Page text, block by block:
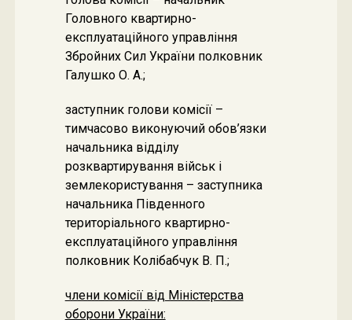
Головного квартирно-
експлуатаційного управління
Збройних Сил України полковник
Галушко О. А.;
заступник голови комісії –
тимчасово виконуючий обов’язки
начальника відділу
розквартирування військ і
землекористування – заступника
начальника Південного
територіального квартирно-
експлуатаційного управління
полковник Колібабчук В. П.;
члени комісії від Міністерства
оборони України: